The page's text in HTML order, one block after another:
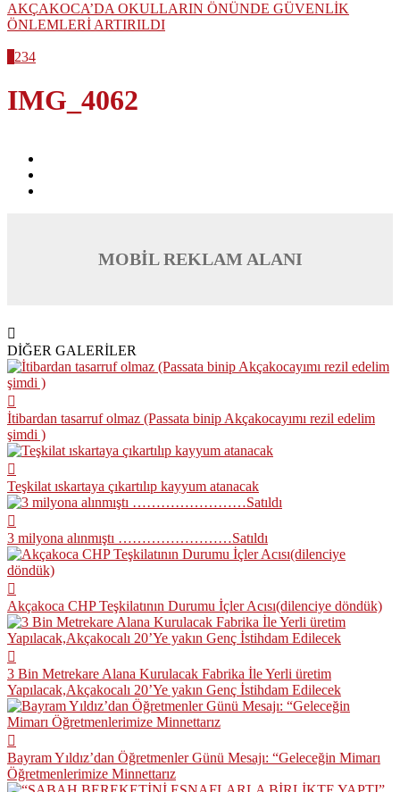
AKÇAKOCA’DA OKULLARIN ÖNÜNDE GÜVENLİK
ÖNLEMLERİ ARTIRILDI
234
IMG_4062
MOBİL REKLAM ALANI
DİĞER GALERİLER
İtibardan tasarruf olmaz (Passata binip Akçakocayımı rezil edelim
şimdi )
Teşkilat ıskartaya çıkartılıp kayyum atanacak
3 milyona alınmıştı ……………………Satıldı
Akçakoca CHP Teşkilatının Durumu İçler Acısı(dilenciye döndük)
3 Bin Metrekare Alana Kurulacak Fabrika İle Yerli üretim
Yapılacak,Akçakocalı 20’Ye yakın Genç İstihdam Edilecek
Bayram Yıldız’dan Öğretmenler Günü Mesajı: “Geleceğin Mimarı
Öğretmenlerimize Minnettarız